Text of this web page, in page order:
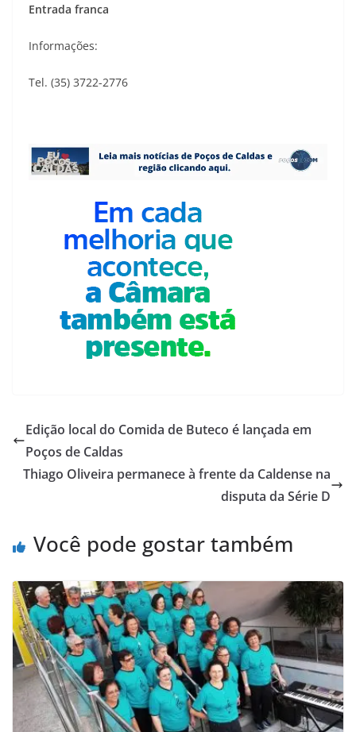
Entrada franca
Informações:
Tel. (35) 3722-2776
Edição local do Comida de Buteco é lançada em
Poços de Caldas
Thiago Oliveira permanece à frente da Caldense na
disputa da Série D
Você pode gostar também